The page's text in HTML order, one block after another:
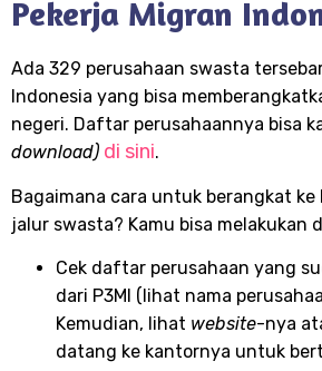
Pekerja Migran
Ada 329 perusahaan swasta
Indonesia yang bisa
negeri. Daftar perusahaannya bisa
download) di sini.
Bagaimana cara untuk berangkat
jalur swasta? Kamu bisa melakukan
Cek daftar perusahaan yang
dari P3MI (lihat nama
Kemudian, lihat website-nya
datang ke kantornya untuk